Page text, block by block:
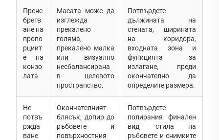
Прене
брегв
ане на
пропо
рциит
е на
конзо
лата
Масата може да
изглежда
прекалено
голяма,
прекалено малка
или визуално
несбалансирана
в целевото
пространство.
Потвърдете
дължината на
стената, ширината
на коридора,
входната зона и
функцията за
излагане, преди
окончателно да
определите размера.
Не
потвъ
ржда
ване
Окончателният
блясък, допир до
ръбовете и
повърхностния
Потвърдете
полирания финален
вид, стила на
ръбовете и снимките